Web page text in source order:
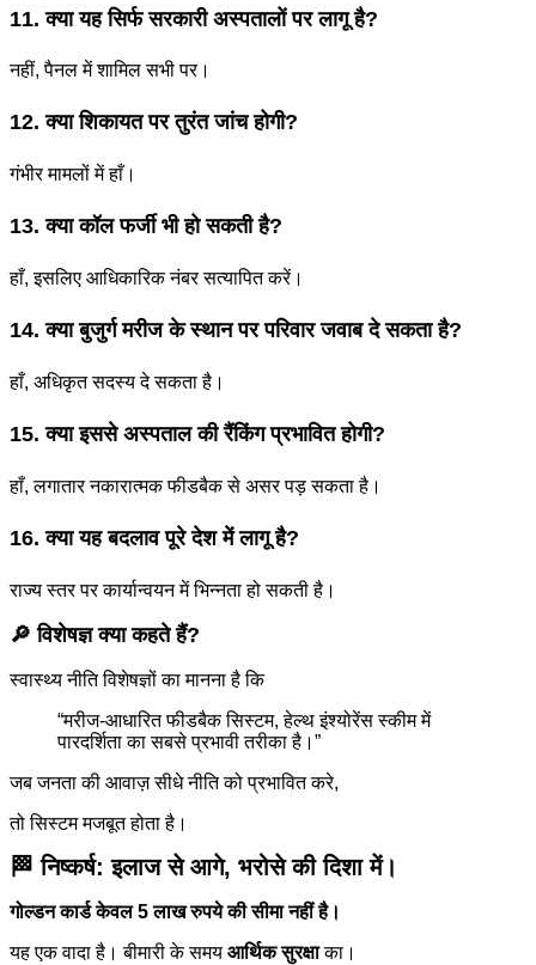
11. क्या यह सिर्फ सरकारी अस्पतालों पर लागू है?
नहीं, पैनल में शामिल सभी पर।
12. क्या शिकायत पर तुरंत जांच होगी?
गंभीर मामलों में हाँ।
13. क्या कॉल फर्जी भी हो सकती है?
हाँ, इसलिए आधिकारिक नंबर सत्यापित करें।
14. क्या बुजुर्ग मरीज के स्थान पर परिवार जवाब दे सकता है?
हाँ, अधिकृत सदस्य दे सकता है।
15. क्या इससे अस्पताल की रैंकिंग प्रभावित होगी?
हाँ, लगातार नकारात्मक फीडबैक से असर पड़ सकता है।
16. क्या यह बदलाव पूरे देश में लागू है?
राज्य स्तर पर कार्यान्वयन में भिन्नता हो सकती है।
🔎 विशेषज्ञ क्या कहते हैं?
स्वास्थ्य नीति विशेषज्ञों का मानना है कि
“मरीज-आधारित फीडबैक सिस्टम, हेल्थ इंश्योरेंस स्कीम में
पारदर्शिता का सबसे प्रभावी तरीका है।”
जब जनता की आवाज़ सीधे नीति को प्रभावित करे,
तो सिस्टम मजबूत होता है।
🏁 निष्कर्ष: इलाज से आगे, भरोसे की दिशा में।
गोल्डन कार्ड केवल 5 लाख रुपये की सीमा नहीं है।
यह एक वादा है। बीमारी के समय आर्थिक सुरक्षाका।